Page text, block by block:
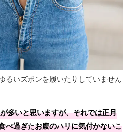
るいズボンを履いたりしていません
多いと思いますが、それでは正月
べ過ぎたお腹のハリに気付かないこ